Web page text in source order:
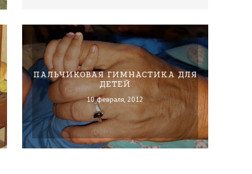
ПАЛЬЧИКОВАЯ ГИМНАСТИКА ДЛЯ
ДЕТЕЙ
10 февраля, 2012